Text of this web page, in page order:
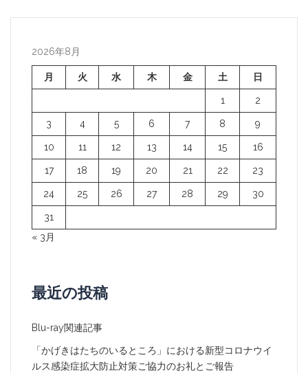
ビ
ー
シ
ョ
ン
2026年8月
月 火 水 木 金 土 日
1 2
3 4 5 6 7 8 9
10 11 12 13 14 15 16
17 18 19 20 21 22 23
24 25 26 27 28 29 30
31
« 3月
最近の投稿
Blu-ray関連記事
「かげきはたちのいるところ」における新型コロナウイ
ルス感染症拡大防止対策ご協力のお礼とご報告